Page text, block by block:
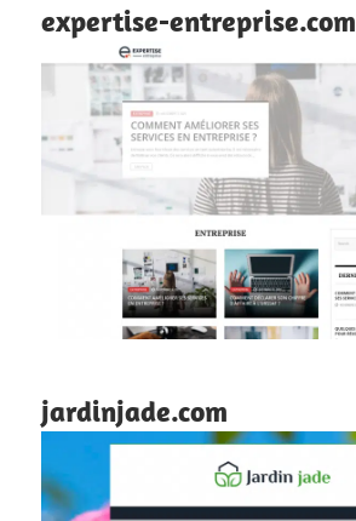
expertise-entreprise.com
jardinjade.com